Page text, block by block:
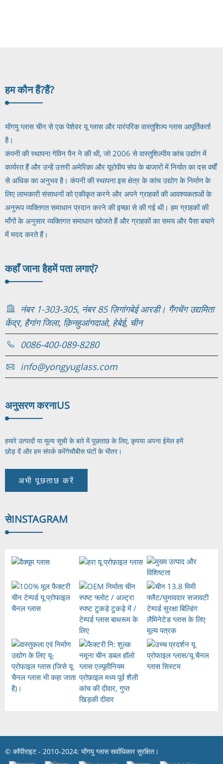
हम कौन हैं?हैं?
योंगयु ग्लास चीन से एक पेशेवर यू ग्लास और पारंपरिक वास्तुशिल्प ग्लास आपूर्तिकर्ता
है।
कंपनी की स्थापना गेविन पैन ने की थी, जो 2006 से वास्तुशिल्पीय कांच उद्योग में
कार्यरत हैं और उन्हें उत्तरी अमेरिका और यूरोपीय संघ के बाजारों में निर्यात का दस वर्षों
से अधिक का अनुभव है। कंपनी की स्थापना इस क्षेत्र के कांच उद्योग के निर्माण के
लिए लाभकारी संसाधनों को एकीकृत करने और अपने ग्राहकों की आवश्यकताओं के
अनुरूप व्यक्तिगत समाधान प्रदान करने की इच्छा से की गई थी। हम ग्राहकों की
माँगों के अनुसार व्यक्तिगत समाधान खोजते हैं और ग्राहकों का समय और पैसा बचाने
में मदद करते हैं।
कहाँ जाना हैहमें पता लगाएं?
नंबर 1-303-305, नंबर 85 ज़िगांगबेई आरडी। गैंगचेंग उद्यमिता
केंद्र, हैगांग जिला, क़िनहुआंगदाओ, हेबेई, चीन
0086-400-089-8280
info@yongyuglass.com
अनुसरण करनाUS
हमारे उत्पादों या मूल्य सूची के बारे में पूछताछ के लिए, कृपया अपना ईमेल हमें
छोड़ दें और हम संपर्क करेंगेचौबीस घंटों के भीतर।
अभी पूछताछ करें
सेINSTAGRAM
© कॉपीराइट - 2010-2024: योंगयु ग्लास सर्वाधिकार सुरक्षित।